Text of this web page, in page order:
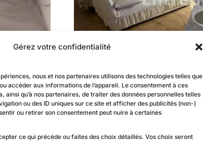
Gérez votre confidentialité
nous et nos partenaires utilisons des technologies telles que
accéder aux informations de l’appareil. Le consentement à ces
ainsi qu’à nos partenaires, de traiter des données personnelles telles
ou des ID uniques sur ce site et afficher des publicités (non-)
ou retirer son consentement peut nuire à certaines
ce qui précède ou faites des choix détaillés. Vos choix seront